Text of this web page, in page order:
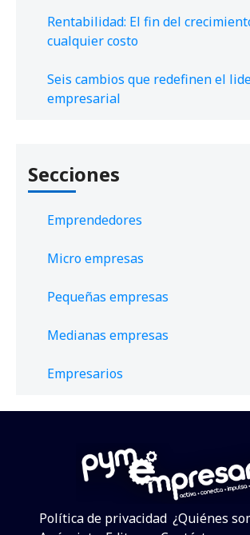
Rentabilidad: El fin del
cualquier costo
Seis cambios que redefinen el
empresarial
Secciones
Emprendedores
Micro empresas
Pequeñas empresas
Medianas empresas
Empresarios
Política de privacidad ¿Quiénes